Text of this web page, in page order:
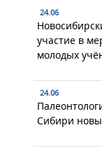
24.06
участие в
молодых
24.06
Сибири